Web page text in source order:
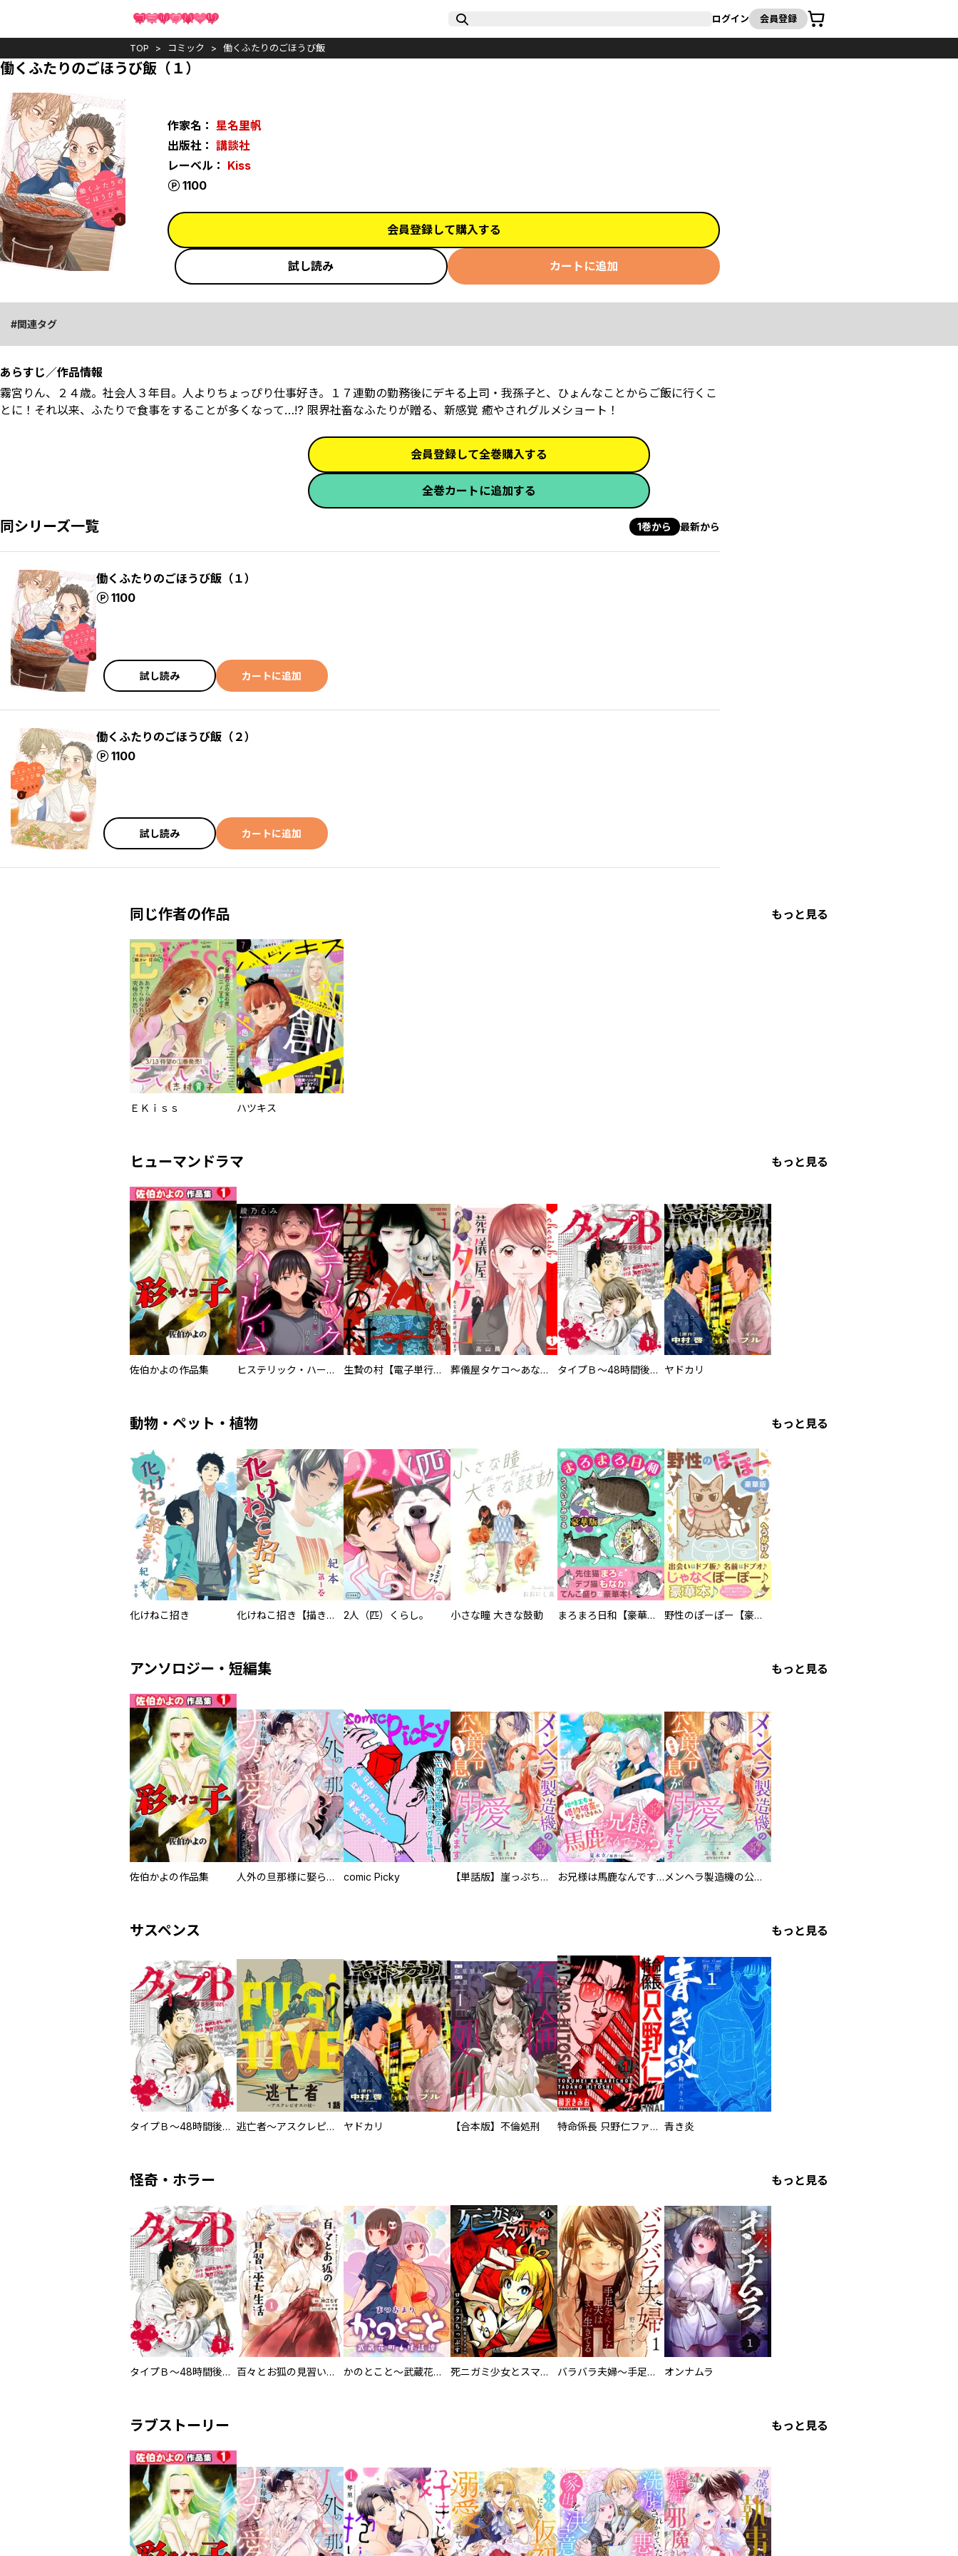
ログイン 会員登録
カート
TOP コミック 働くふたりのごほうび飯
働くふたりのごほうび飯（１）
作家名： 星名里帆
出版社： 講談社
レーベル： Kiss
1100
ポイント
会員登録して購入する
試し読み カートに追加
関連タグ
あらすじ／作品情報
霧宮りん、２４歳。社会人３年目。人よりちょっぴり仕事好き。１７連勤の勤務後にデキる上司・我孫子と、ひょんなことからご飯に行くこ
とに！それ以来、ふたりで食事をすることが多くなって…!? 限界社畜なふたりが贈る、新感覚 癒やされグルメショート！
会員登録して全巻購入する
全巻カートに追加する
同シリーズ一覧 1巻から 最新から
働くふたりのごほうび飯（１）
1100
ポイント
試し読み カートに追加
働くふたりのごほうび飯（２）
1100
ポイント
試し読み カートに追加
同じ作者の作品 もっと見る
ＥＫｉｓｓ ハツキス
ヒューマンドラマ もっと見る
佐伯かよの作品集 ヒステリック・ハーレム～搾られる男と堕ちる女～【電子単行本版】 生贄の村【電子単行本版】 葬儀屋タケコ～あなたの最期、叶えます【電子単行本版】 タイプＢ～48時間後、致死率100％～【単話】 ヤドカリ
動物・ペット・植物 もっと見る
化けねこ招き 化けねこ招き【描きおろし付合冊版】 2人（匹）くらし。 小さな瞳 大きな鼓動 まろまろ日和【豪華版】 野性のぽーぽー【豪華版】
アンソロジー・短編集 もっと見る
佐伯かよの作品集 人外の旦那様に娶られ毎晩ナカまで愛される…。アンソロジー comic Picky 【単話版】崖っぷち令嬢ですが、意地と策略で幸せになります！シリーズ お兄様は馬鹿なんですか？～地味王女は婚約破棄に巻き込まれる～ メンヘラ製造機の公爵令息（過保護）が溺愛してきます
サスペンス もっと見る
タイプＢ～48時間後、致死率100％～【単話】 逃亡者～アスクレピオスの杖～ ヤドカリ 【合本版】不倫処刑 特命係長 只野仁ファイナル 愛蔵版 青き炎
怪奇・ホラー もっと見る
タイプＢ～48時間後、致死率100％～【単話】 百々とお狐の見習い巫女生活【単行本版】 かのとこと～武蔵花町怪話譚～ 【連載版】 死ニガミ少女とスマホ神 バラバラ夫婦～手足をなくした夫はまだ生きてる オンナムラ
ラブストーリー もっと見る